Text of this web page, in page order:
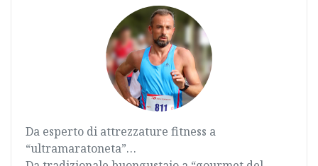
Da esperto di attrezzature fitness a
“ultramaratoneta”…